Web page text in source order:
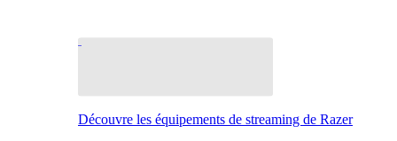
Découvre les équipements de streaming de Razer